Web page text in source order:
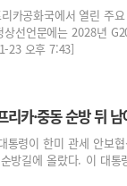
카공화국에서 열린 주
선언문에는 2028년
23 오후 7:43]
리카·중동 순방 뒤
통령이 한미 관세 안보
순방길에 올랐다. 이 대